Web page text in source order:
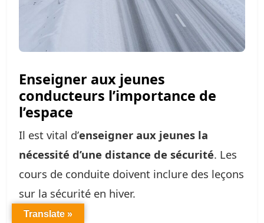
Enseigner aux jeunes
conducteurs l’importance de
l’espace
Il est vital d’enseigner aux jeunes la
nécessité d’une distance de sécurité. Les
cours de conduite doivent inclure des leçons
sur la sécurité en hiver.
Translate »